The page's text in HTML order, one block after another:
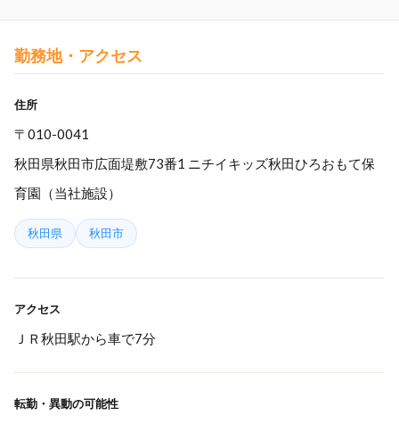
勤務地・アクセス
住所
〒010-0041
秋田県秋田市広面堤敷73番1 ニチイキッズ秋田ひろおもて保
育園（当社施設）
秋田県 秋田市
アクセス
ＪＲ秋田駅から車で7分
転勤・異動の可能性